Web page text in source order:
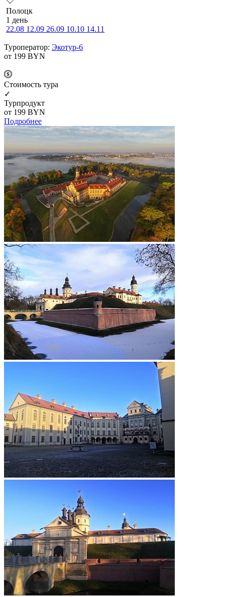
Полоцк
1 день
22.08 12.09 26.09 10.10 14.11
Туроператор: Экотур-6
от 199 BYN
Cтоимость тура
✓
Турпродукт
от 199 BYN
Подробнее